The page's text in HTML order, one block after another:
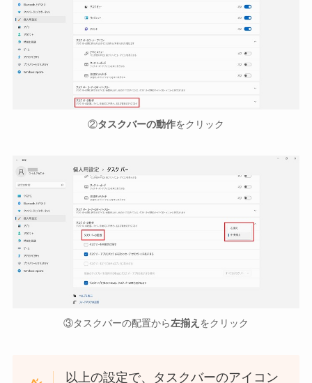
②タスクバーの動作をクリック
③タスクバーの配置から左揃え をクリック
以上の設定で、タスクバーのアイコン